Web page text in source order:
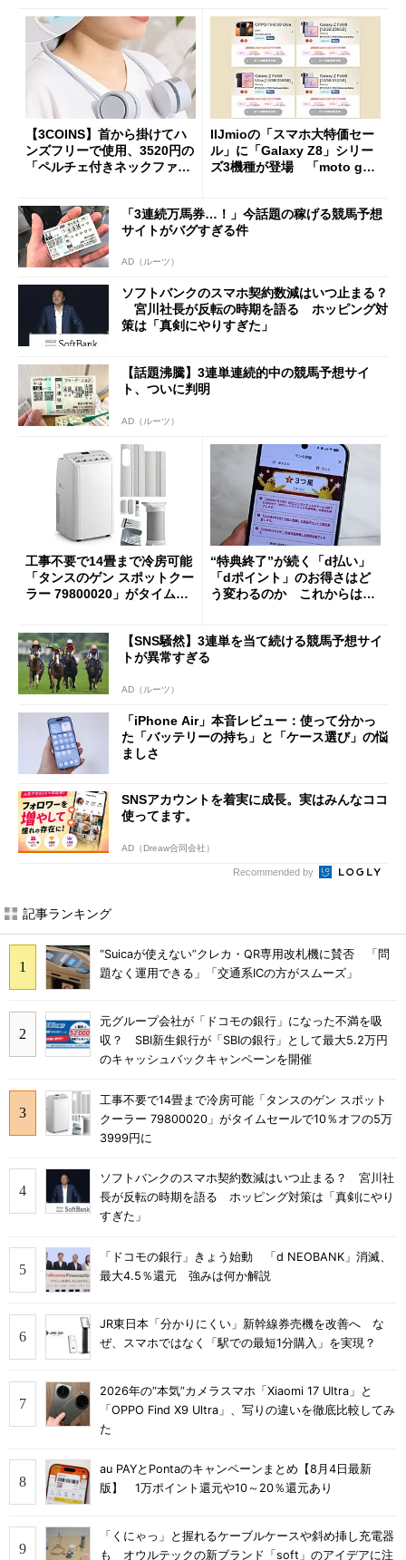
【3COINS】首から掛けてハ
ンズフリーで使用、3520円の
「ペルチェ付きネックファ
IIJmioの「スマホ大特価セー
ル」に「Galaxy Z8」シリー
ズ3機種が登場 「moto g37
「3連続万馬券…！」今話題の稼げる競馬予想
サイトがバグすぎる件
AD（ルーツ）
ソフトバンクのスマホ契約数減はいつ止まる？
宮川社長が反転の時期を語る ホッピング対
策は「真剣にやりすぎた」
【話題沸騰】3連単連続的中の競馬予想サイ
ト、ついに判明
AD（ルーツ）
工事不要で14畳まで冷房可能
「タンスのゲン スポットクー
ラー 79800020」がタイムセ
“特典終了”が続く「d払い」
「dポイント」のお得さはど
う変わるのか これからは
【SNS騒然】3連単を当て続ける競馬予想サイ
トが異常すぎる
AD（ルーツ）
「iPhone Air」本音レビュー：使って分かっ
た「バッテリーの持ち」と「ケース選び」の悩
ましさ
SNSアカウントを着実に成長。実はみんなココ
使ってます。
AD（Dreaw合同会社）
Recommended by
記事ランキング
“Suicaが使えない”クレカ・QR専用改札機に賛否 「問
題なく運用できる」「交通系ICの方がスムーズ」
元グループ会社が「ドコモの銀行」になった不満を吸
収？ SBI新生銀行が「SBIの銀行」として最大5.2万円
のキャッシュバックキャンペーンを開催
工事不要で14畳まで冷房可能「タンスのゲン スポット
クーラー 79800020」がタイムセールで10％オフの5万
3999円に
ソフトバンクのスマホ契約数減はいつ止まる？ 宮川社
長が反転の時期を語る ホッピング対策は「真剣にやり
すぎた」
「ドコモの銀行」きょう始動 「d NEOBANK」消滅、
最大4.5％還元 強みは何か解説
JR東日本「分かりにくい」新幹線券売機を改善へ な
ぜ、スマホではなく「駅での最短1分購入」を実現？
2026年の“本気”カメラスマホ「Xiaomi 17 Ultra」と
「OPPO Find X9 Ultra」、写りの違いを徹底比較してみ
た
au PAYとPontaのキャンペーンまとめ【8月4日最新
版】 1万ポイント還元や10～20％還元あり
「くにゃっ」と握れるケーブルケースや斜め挿し充電器
も オウルテックの新ブランド「soft」のアイデアに注